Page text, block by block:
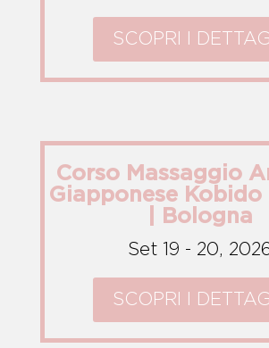
SCOPRI I
Corso Massaggio
Giapponese Kobido
| Bologna
Set 19 - 20,
SCOPRI I